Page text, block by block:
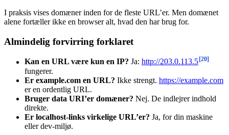
I praksis vises domæner inden for de fleste URL’er. Men domænet
alene fortæller ikke en browser alt, hvad den har brug for.
Almindelig forvirring forklaret
Kan en URL være kun en IP? Ja: http://203.0.113.5 [20]
fungerer.
Er example.com en URL? Ikke strengt. https://example.com
er en ordentlig URL.
Bruger data URI’er domæner? Nej. De indlejrer indhold
direkte.
Er localhost-links virkelige URL’er? Ja, for din maskine
eller dev-miljø.